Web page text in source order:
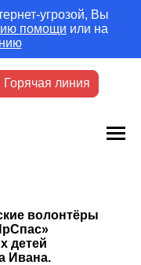
угрозой, Вы
помощи или на
Горячая линия
волонтёры
детей
Ивана.